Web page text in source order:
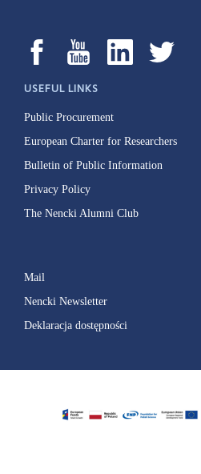
USEFUL LINKS
Public Procurement
European Charter for Researchers
Bulletin of Public Information
Privacy Policy
The Nencki Alumni Club
Mail
Nencki Newsletter
Deklaracja dostępności